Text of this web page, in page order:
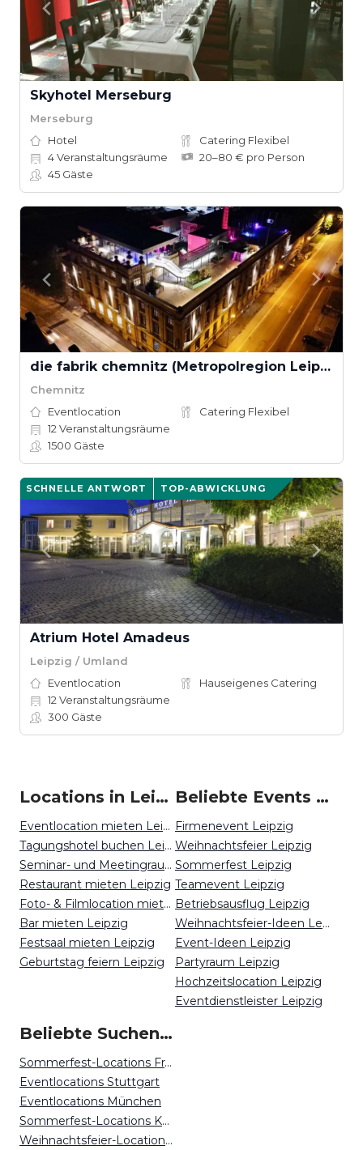
Skyhotel Merseburg
Merseburg
Hotel
Catering Flexibel
4Veranstaltungsräume
20–80 € pro Person
45 Gäste
die fabrik chemnitz (Metropolregion Leipzig–Dresden)
Chemnitz
Eventlocation
Catering Flexibel
12 Veranstaltungsräume
1500 Gäste
SCHNELLE ANTWORT TOP-ABWICKLUNG
Atrium Hotel Amadeus
Leipzig / Umland
Eventlocation
Hauseigenes Catering
12 Veranstaltungsräume
300 Gäste
Locations in Leipzig mieten
Eventlocation mieten Leipzig
Tagungshotel buchen Leipzig
Seminar- und Meetingraum mieten Leipzig
Restaurant mieten Leipzig
Foto- & Filmlocation mieten Leipzig
Bar mieten Leipzig
Festsaal mieten Leipzig
Geburtstag feiern Leipzig
Beliebte Events in Leipzig
Firmenevent Leipzig
Weihnachtsfeier Leipzig
Sommerfest Leipzig
Teamevent Leipzig
Betriebsausflug Leipzig
Weihnachtsfeier-Ideen Leipzig
Event-Ideen Leipzig
Partyraum Leipzig
Hochzeitslocation Leipzig
Eventdienstleister Leipzig
Beliebte Suchen auf Event Inc
Sommerfest-Locations Frankfurt
Eventlocations Stuttgart
Eventlocations München
Sommerfest-Locations Köln
Weihnachtsfeier-Locations Mainz